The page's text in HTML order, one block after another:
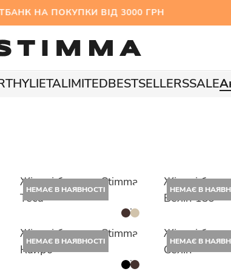
НА ПОКУПКИ ВІД 3000 ГРН
LIETALIMITEDBESTSELLERSSALE
НЕМАЄ В НАЯВНОСТІ
Жіночі балетки Stimma
Теса
НЕМАЄ В
Жіночі
Велін 139
НЕМАЄ В НАЯВНОСТІ
Жіночі балетки Stimma
Кайро
НЕМАЄ В
Жіночі
Селін